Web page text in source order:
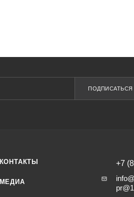
ПОДПИСАТЬСЯ
КОНТАКТЫ
МЕДИА
+7